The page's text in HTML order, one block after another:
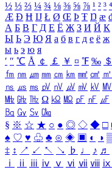
½ ⅓ ⅔ ¼ ¾ ⅛ ⅜ ⅝ ⅞ ¹ ² ³ ⁴
Æ Ð Ħ Ĳ Ł Ø Œ Þ Ŧ Ŋ æ
А Б В Г Д Е Ё Ж З И Й К
Ы Ь Э Ю Я а б в г д е ё ж
ы ь э ю я
′ ″ ℃ Å ￠ ￡ ￥ ¤ ℉ ‰ ＄
㎙ ㎚ ㎛ ㎜ ㎝ ㎞ ㎟ ㎠ ㎡
㎱ ㎲ ㎳ ㎴ ㎵ ㎶ ㎷ ㎸ ㎹
㎒ ㎓ ㎔ Ω ㏀ ㏁ ㎊ ㎋ ㎌
㏃ ㏉ ㏜ ㏆
§ ※ ☆ ★ ○ ● ◎ ◇ ◆ □
♠ ♡ ♥ ♧ ♣ ⊙ ◈ ▣ ◐ ◑
‡ ↕ ↗ ↙ ↖ ↘ ♭ ♩ ♪ ♬
ⅰ
ⅱ ⅲ ⅳ ⅴ ⅵ ⅶ ⅷ ⅸ